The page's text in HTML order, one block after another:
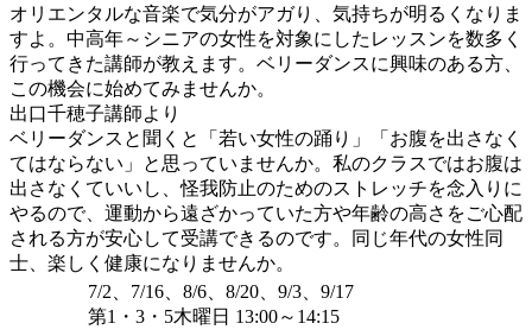
オリエンタルな音楽で気分がアガり、気持ちが明るくなりま
すよ。中高年～シニアの女性を対象にしたレッスンを数多く
行ってきた講師が教えます。ベリーダンスに興味のある方、
この機会に始めてみませんか。
出口千穂子講師より
ベリーダンスと聞くと「若い女性の踊り」「お腹を出さなく
てはならない」と思っていませんか。私のクラスではお腹は
出さなくていいし、怪我防止のためのストレッチを念入りに
やるので、運動から遠ざかっていた方や年齢の高さをご心配
される方が安心して受講できるのです。同じ年代の女性同
士、楽しく健康になりませんか。
7/2、7/16、8/6、8/20、9/3、9/17
第1・3・5木曜日 13:00～14:15